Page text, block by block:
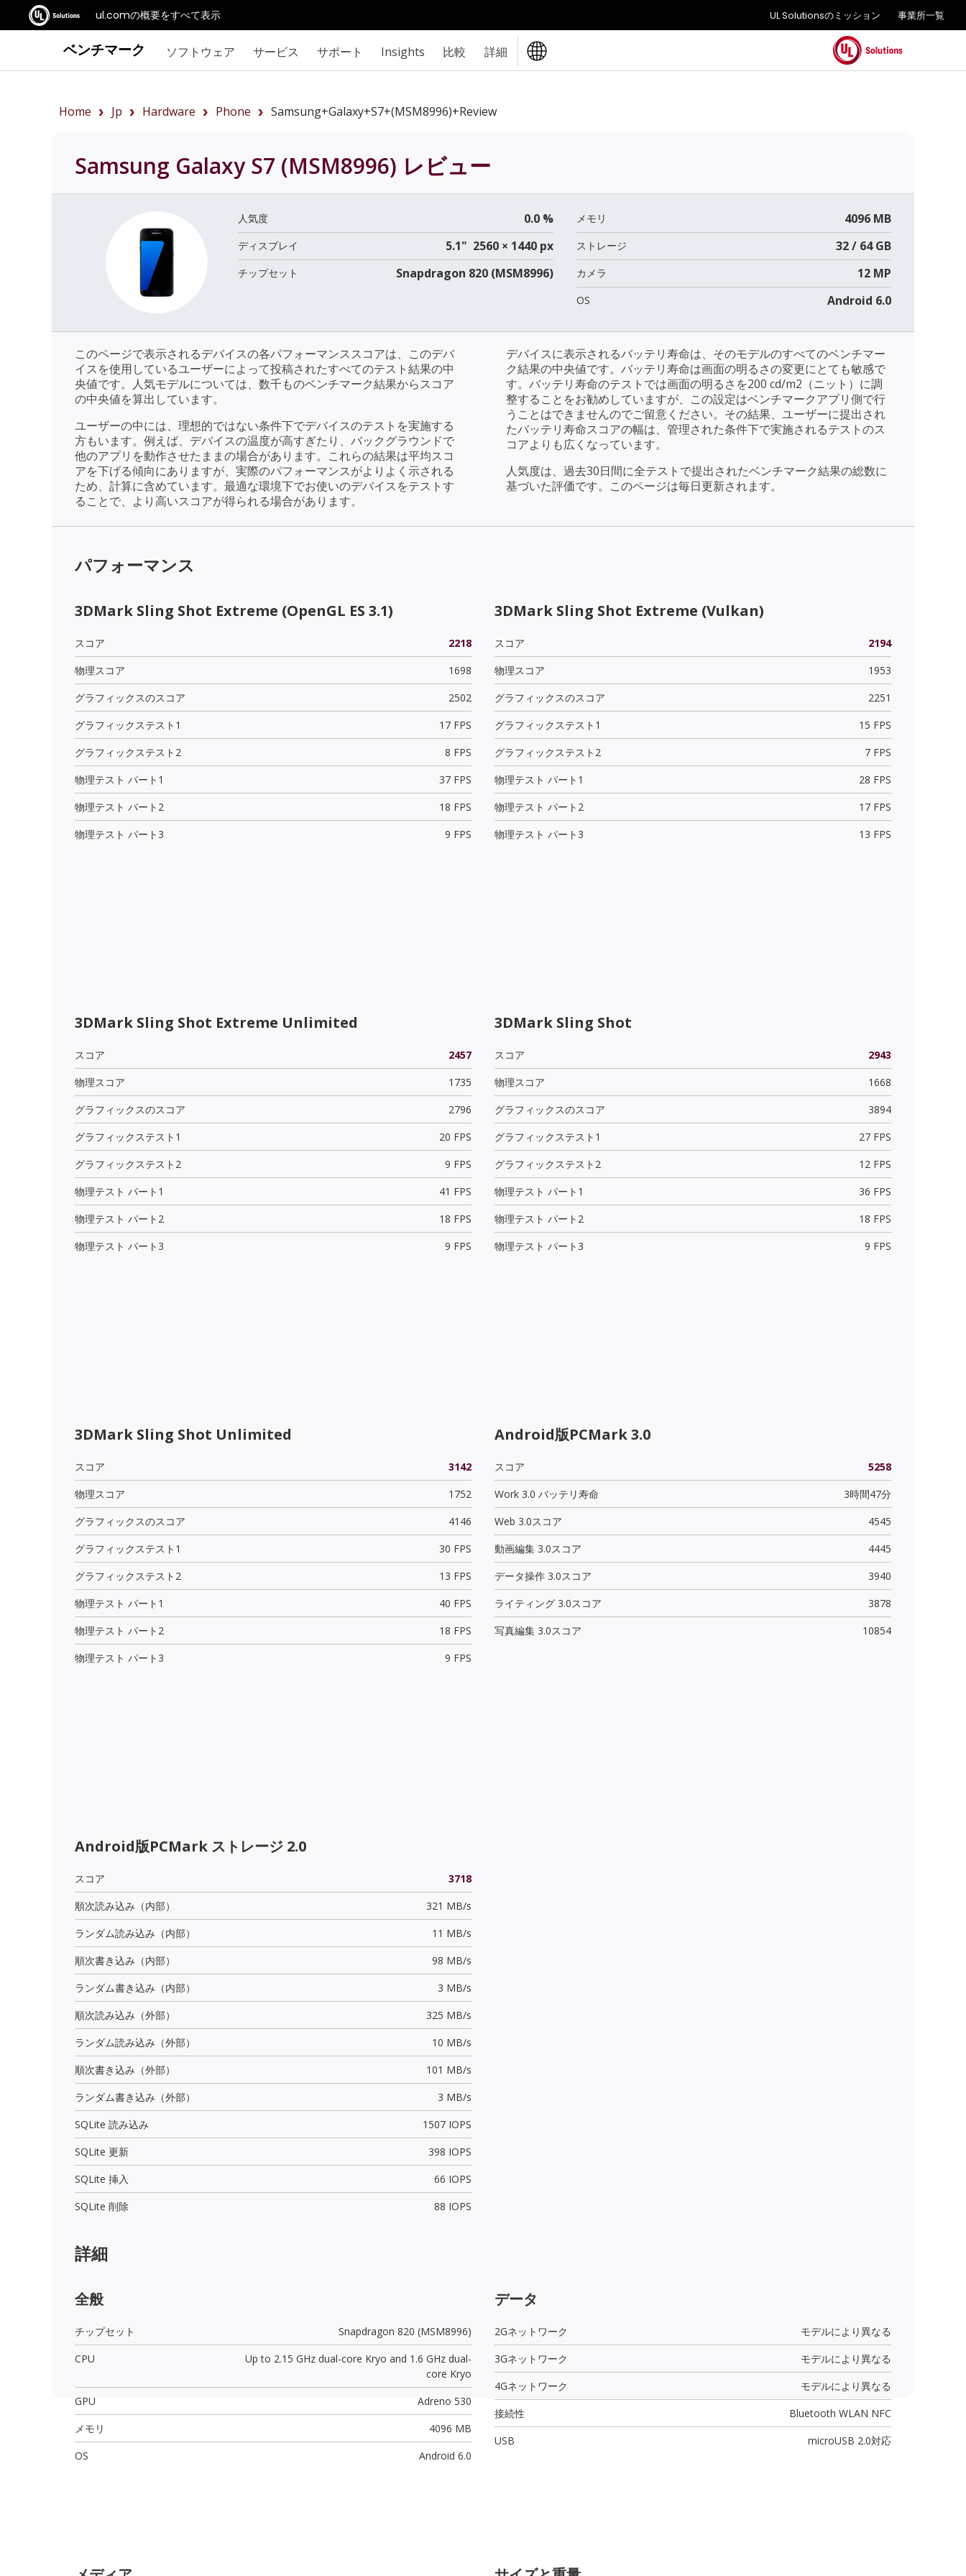
ul.comの概要をすべて表示 UL Solutionsのミッション 事業所一覧
ベンチマーク ソフトウェア サービス サポート Insights 比較 詳細
Home Jp Hardware Phone Samsung+Galaxy+S7+(MSM8996)+review
Samsung Galaxy S7 (MSM8996) レビュー
人気度 0.0 %
ディスプレイ 5.1" 2560 × 1440 px
チップセット Snapdragon 820 (MSM8996)
メモリ 4096 MB
ストレージ 32 / 64 GB
カメラ 12 MP
OS Android 6.0
このページで表示されるデバイスの各パフォーマンススコアは、このデバ
イスを使用しているユーザーによって投稿されたすべてのテスト結果の中
央値です。人気モデルについては、数千ものベンチマーク結果からスコア
の中央値を算出しています。
ユーザーの中には、理想的ではない条件下でデバイスのテストを実施する
方もいます。例えば、デバイスの温度が高すぎたり、バックグラウンドで
他のアプリを動作させたままの場合があります。これらの結果は平均スコ
アを下げる傾向にありますが、実際のパフォーマンスがよりよく示される
ため、計算に含めています。最適な環境下でお使いのデバイスをテストす
ることで、より高いスコアが得られる場合があります。
デバイスに表示されるバッテリ寿命は、そのモデルのすべてのベンチマー
ク結果の中央値です。バッテリ寿命は画面の明るさの変更にとても敏感で
す。バッテリ寿命のテストでは画面の明るさを200 cd/m2（ニット）に調
整することをお勧めしていますが、この設定はベンチマークアプリ側で行
うことはできませんのでご留意ください。その結果、ユーザーに提出され
たバッテリ寿命スコアの幅は、管理された条件下で実施されるテストのス
コアよりも広くなっています。
人気度は、過去30日間に全テストで提出されたベンチマーク結果の総数に
基づいた評価です。このページは毎日更新されます。
パフォーマンス
3DMark Sling Shot Extreme (OpenGL ES 3.1)
スコア
2218
物理スコア
1698
グラフィックスのスコア
2502
グラフィックステスト1
17 FPS
グラフィックステスト2
8 FPS
物理テスト パート1
37 FPS
物理テスト パート2
18 FPS
物理テスト パート3
9 FPS
3DMark Sling Shot Extreme (Vulkan)
スコア
2194
物理スコア
1953
グラフィックスのスコア
2251
グラフィックステスト1
15 FPS
グラフィックステスト2
7 FPS
物理テスト パート1
28 FPS
物理テスト パート2
17 FPS
物理テスト パート3
13 FPS
3DMark Sling Shot Extreme Unlimited
スコア
2457
物理スコア
1735
グラフィックスのスコア
2796
グラフィックステスト1
20 FPS
グラフィックステスト2
9 FPS
物理テスト パート1
41 FPS
物理テスト パート2
18 FPS
物理テスト パート3
9 FPS
3DMark Sling Shot
スコア
2943
物理スコア
1668
グラフィックスのスコア
3894
グラフィックステスト1
27 FPS
グラフィックステスト2
12 FPS
物理テスト パート1
36 FPS
物理テスト パート2
18 FPS
物理テスト パート3
9 FPS
3DMark Sling Shot Unlimited
スコア
3142
物理スコア
1752
グラフィックスのスコア
4146
グラフィックステスト1
30 FPS
グラフィックステスト2
13 FPS
物理テスト パート1
40 FPS
物理テスト パート2
18 FPS
物理テスト パート3
9 FPS
Android版PCMark 3.0
スコア
5258
Work 3.0 バッテリ寿命
3時間47分
Web 3.0スコア
4545
動画編集 3.0スコア
4445
データ操作 3.0スコア
3940
ライティング 3.0スコア
3878
写真編集 3.0スコア
10854
Android版PCMark ストレージ 2.0
スコア
3718
順次読み込み（内部）
321 MB/s
ランダム読み込み（内部）
11 MB/s
順次書き込み（内部）
98 MB/s
ランダム書き込み（内部）
3 MB/s
順次読み込み（外部）
325 MB/s
ランダム読み込み（外部）
10 MB/s
順次書き込み（外部）
101 MB/s
ランダム書き込み（外部）
3 MB/s
SQLite 読み込み
1507 IOPS
SQLite 更新
398 IOPS
SQLite 挿入
66 IOPS
SQLite 削除
88 IOPS
詳細
全般
チップセット
Snapdragon 820 (MSM8996)
CPU
Up to 2.15 GHz dual-core Kryo and 1.6 GHz dual-
core Kryo
GPU
Adreno 530
メモリ
4096 MB
OS
Android 6.0
データ
2Gネットワーク
モデルにより異なる
3Gネットワーク
モデルにより異なる
4Gネットワーク
モデルにより異なる
接続性
Bluetooth WLAN NFC
USB
microUSB 2.0対応